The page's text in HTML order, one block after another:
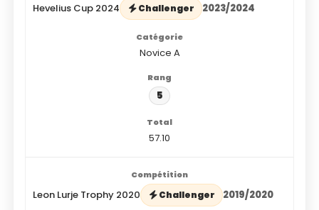
Hevelius Cup 2024 Challenger 2023/2024
Novice A
5
57.10
Leon Lurje Trophy 2020 Challenger 2019/2020